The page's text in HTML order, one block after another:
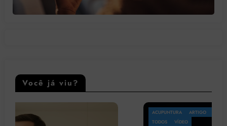
Você já viu?
PATOLOGIA
PSICOLOGIA
TODOS